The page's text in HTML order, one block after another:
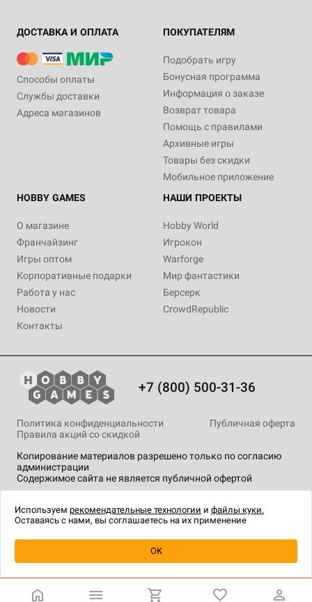
Уведомить о наличии
ДОСТАВКА И ОПЛАТА
Способы оплаты
Службы доставки
Адреса магазинов
ПОКУПАТЕЛЯМ
Подобрать игру
Бонусная программа
Информация о заказе
Возврат товара
Помощь с правилами
Архивные игры
Товары без скидки
Мобильное приложение
HOBBY GAMES
О магазине
Франчайзинг
Игры оптом
Корпоративные подарки
Работа у нас
Новости
Контакты
НАШИ ПРОЕКТЫ
Hobby World
Игрокон
Warforge
Мир фантастики
Берсерк
CrowdRepublic
+7 (800) 500-31-36
Копирование материалов разрешено только по согласию
администрации
Содержимое сайта не является публичной офертой
Политика конфиденциальности
Публичная оферта
Правила акций со скидкой
технологии.
Используем рекомендательные технологии и файлы куки.
Оставаясь с нами, вы соглашаетесь на их применение
OK